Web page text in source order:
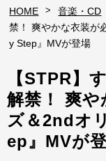
HOME > 音楽・CD
禁！ 爽やかな衣装が
y Step』MVが登場
【STPR】
解禁！ 爽や
ズ＆2ndオ
ep』MVが